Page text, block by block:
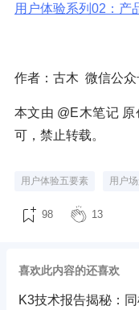
用户体验系列02：产
作者：古木 微信公
本文由 @E木笔记
可，禁止转载。
用户体验五要素 用户
98 13
喜欢此内容的还喜欢
K3技术报告揭秘：